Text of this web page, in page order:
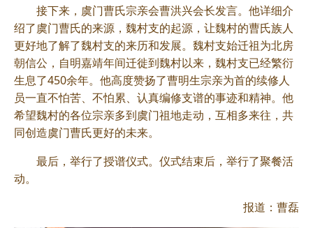
接下来，虞门曹氏宗亲会曹洪兴会长发言。他详细介
绍了虞门曹氏的来源，魏村支的起源，让魏村的曹氏族人
更好地了解了魏村支的来历和发展。魏村支始迁祖为北房
朝信公，自明嘉靖年间迁徙到魏村以来，魏村支已经繁衍
生息了450余年。他高度赞扬了曹明生宗亲为首的续修人
员一直不怕苦、不怕累、认真编修支谱的事迹和精神。他
希望魏村的各位宗亲多到虞门祖地走动，互相多来往，共
同创造虞门曹氏更好的未来。
最后，举行了授谱仪式。仪式结束后，举行了聚餐活
动。
报道：曹磊